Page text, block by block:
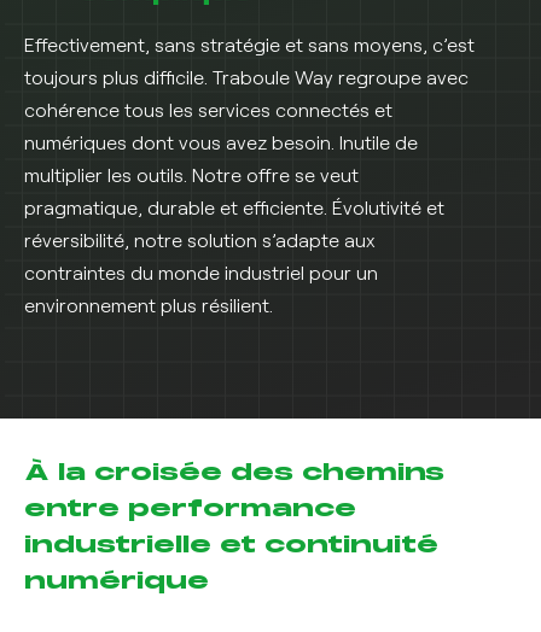
Effectivement, sans stratégie et sans moyens, c’est
toujours plus difficile. Traboule Way regroupe avec
cohérence tous les services connectés et
numériques dont vous avez besoin. Inutile de
multiplier les outils. Notre offre se veut
pragmatique, durable et efficiente. Évolutivité et
réversibilité, notre solution s’adapte aux
contraintes du monde industriel pour un
environnement plus résilient.
À la croisée des chemins
entre performance
industrielle et continuité
numérique